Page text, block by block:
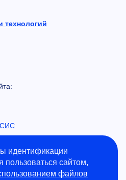
технологий
идентификации
сайтом,
файлов